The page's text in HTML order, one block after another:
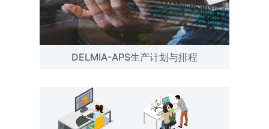
DELMIA-APS生产计划与排程